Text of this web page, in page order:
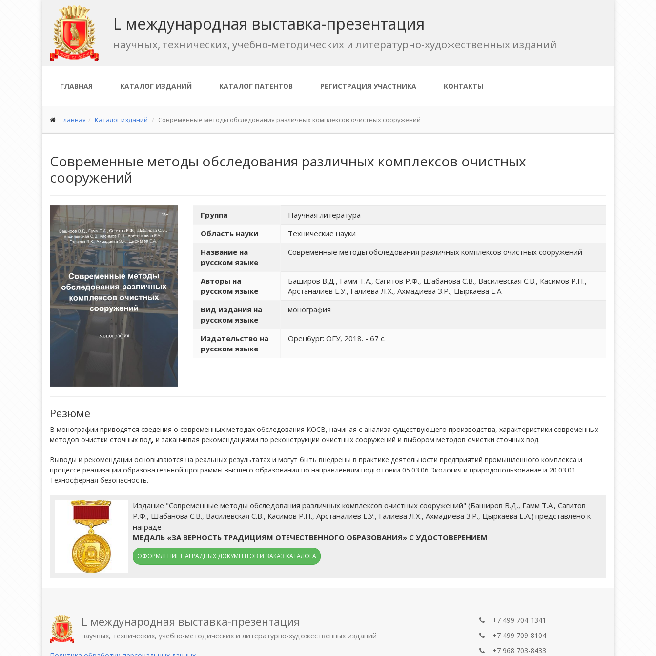
L международная выставка-презентация
научных, технических, учебно-методических и литературно-художественных изданий
ГЛАВНАЯ КАТАЛОГ ИЗДАНИЙ КАТАЛОГ ПАТЕНТОВ РЕГИСТРАЦИЯ УЧАСТНИКА КОНТАКТЫ
Главная Каталог изданий Современные методы обследования различных комплексов очистных сооружений
Современные методы обследования различных комплексов очистных
сооружений
Группа
Научная литература
Область науки
Технические науки
Название на
русском языке
Современные методы обследования различных комплексов очистных сооружений
Авторы на
русском языке
Баширов В.Д., Гамм Т.А., Сагитов Р.Ф., Шабанова С.В., Василевская С.В., Касимов Р.Н.,
Арстаналиев Е.У., Галиева Л.Х., Ахмадиева З.Р., Цыркаева Е.А.
Вид издания на
русском языке
монография
Издательство на
русском языке
Оренбург: ОГУ, 2018. - 67 с.
Резюме
В монографии приводятся сведения о современных методах обследования КОСВ, начиная с анализа существующего производства, характеристики современных
методов очистки сточных вод, и заканчивая рекомендациями по реконструкции очистных сооружений и выбором методов очистки сточных вод.
Выводы и рекомендации основываются на реальных результатах и могут быть внедрены в практике деятельности предприятий промышленного комплекса и
процессе реализации образовательной программы высшего образования по направлениям подготовки 05.03.06 Экология и природопользование и 20.03.01
Техносферная безопасность.
Издание "Современные методы обследования различных комплексов очистных сооружений" (Баширов В.Д., Гамм Т.А., Сагитов
Р.Ф., Шабанова С.В., Василевская С.В., Касимов Р.Н., Арстаналиев Е.У., Галиева Л.Х., Ахмадиева З.Р., Цыркаева Е.А.) представлено к
награде
МЕДАЛЬ «ЗА ВЕРНОСТЬ ТРАДИЦИЯМ ОТЕЧЕСТВЕННОГО ОБРАЗОВАНИЯ» С УДОСТОВЕРЕНИЕМ
ОФОРМЛЕНИЕ НАГРАДНЫХ ДОКУМЕНТОВ И ЗАКАЗ КАТАЛОГА
L международная выставка-презентация
научных, технических, учебно-методических и литературно-художественных изданий
+7 499 704-1341
+7 499 709-8104
+7 968 703-8433